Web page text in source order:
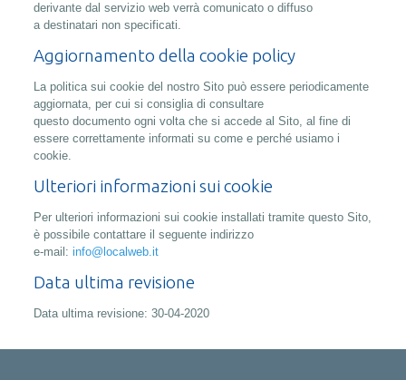
derivante dal servizio web verrà comunicato o diffuso
a destinatari non specificati.
Aggiornamento della cookie policy
La politica sui cookie del nostro Sito può essere periodicamente
aggiornata, per cui si consiglia di consultare
questo documento ogni volta che si accede al Sito, al fine di
essere correttamente informati su come e perché usiamo i
cookie.
Ulteriori informazioni sui cookie
Per ulteriori informazioni sui cookie installati tramite questo Sito,
è possibile contattare il seguente indirizzo
e-mail: info@localweb.it
Data ultima revisione
Data ultima revisione: 30-04-2020